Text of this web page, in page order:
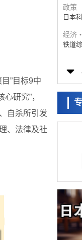
”目标9中
研究”，
自杀所引发
、法律及社
工细胞
政策
日本
经济
铁道
东京
藤田
生存
经济
【AI
央大
日本
措施
大阪
方法
经济
【AI
感——
科学
庆应